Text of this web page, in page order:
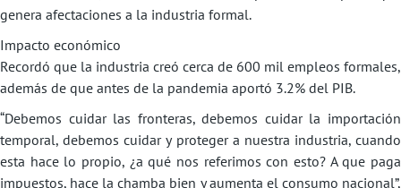
genera afectaciones a la industria formal.
Impacto económico
Recordó que la industria creó cerca de 600 mil empleos formales,
además de que antes de la pandemia aportó 3.2% del PIB.
“Debemos cuidar las fronteras, debemos cuidar la importación
temporal, debemos cuidar y proteger a nuestra industria, cuando
esta hace lo propio, ¿a qué nos referimos con esto? A que paga
impuestos, hace la chamba bien y aumenta el consumo nacional”,